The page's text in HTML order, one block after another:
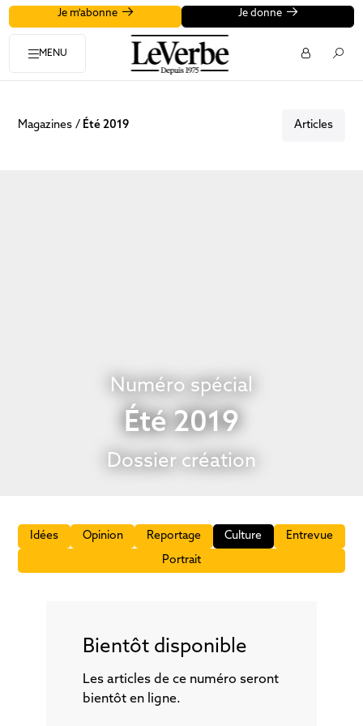
Je m'abonne Je donne
MENU
Magazines Été 2019 Articles
Numéro spécial
Été 2019
Dossier création
Idées Opinion Reportage Culture
Entrevue
Portrait
Bientôt disponible
Les articles de ce numéro seront
bientôt en ligne.